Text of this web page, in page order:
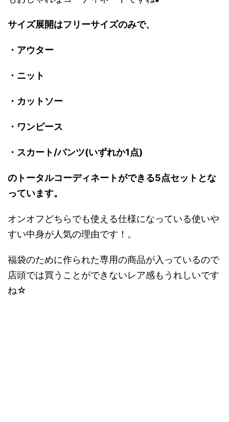
サイズ展開はフリーサイズのみで、
・アウター
・ニット
・カットソー
・ワンピース
・スカート/パンツ(いずれか1点)
のトータルコーディネートができる5点セットとな
っています。
オンオフどちらでも使える仕様になっている使いや
すい中身が人気の理由です！。
福袋のために作られた専用の商品が入っているので
店頭では買うことができないレア感もうれしいです
ね☆